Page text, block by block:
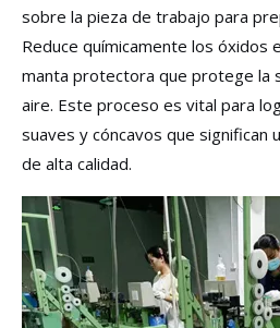
sobre la pieza de trabajo para
Reduce químicamente los óxidos
manta protectora que protege la
aire. Este proceso es vital para
suaves y cóncavos que significan
de alta calidad.